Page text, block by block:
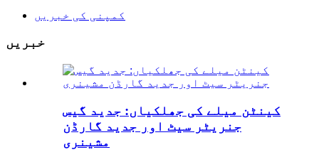
کمپنی کی خبریں
خبریں
کینٹن میلے کی جھلکیاں: جدید گیس
جنریٹر سیٹ اور جدید گارڈن
مشینری